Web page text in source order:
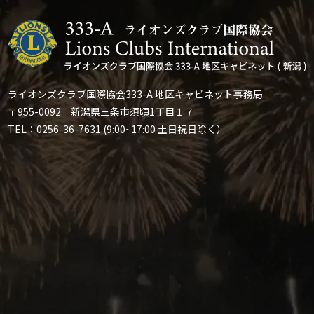
ライオンズクラブ国際協会333-A 地区キャビネット事務局
〒955-0092 新潟県三条市須頃1丁目１７
TEL：0256-36-7631 (9:00~17:00 土日祝日除く）